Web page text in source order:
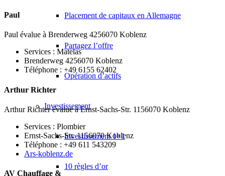
Placement de capitaux en Allemagne
Partagez l’offre
Opération d’actifs
Investissement
Investissement 1×1
10 règles d’or
Paul
Paul évalue à Brenderweg 4256070 Koblenz
Services : Matelas
Brenderweg 4256070 Koblenz
Téléphone : +49 6155 62402
Arthur Richter
Arthur Richter évalue à Ernst-Sachs-Str. 1156070 Koblenz
Services : Plombier
Ernst-Sachs-Str. 1156070 Koblenz
Téléphone : +49 611 543209
Ars-koblenz.de
AV Chauffage &